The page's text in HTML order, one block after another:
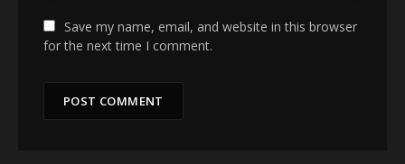
Save my name, email, and website in this browser
for the next time I comment.